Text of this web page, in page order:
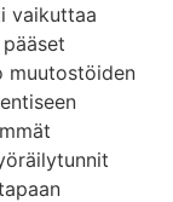
vaikuttaa
muutostöiden